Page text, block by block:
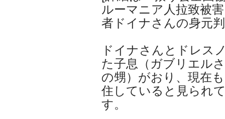
ルーマニア人拉致被害
者ドイナさんの身元
ドイナさんとドレス
た子息（ガブリエル
の甥）がおり、現在
住していると見られ
す。